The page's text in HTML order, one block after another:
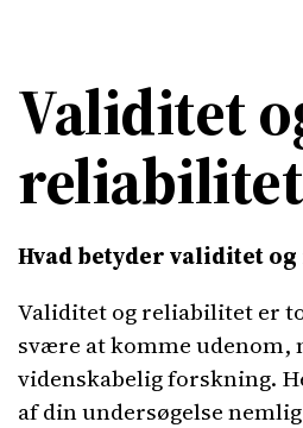
Validitet
reliabilitet
Hvad betyder validitet
Validitet og reliabilitet er
svære at komme
videnskabelig forskning.
af din undersøgelse